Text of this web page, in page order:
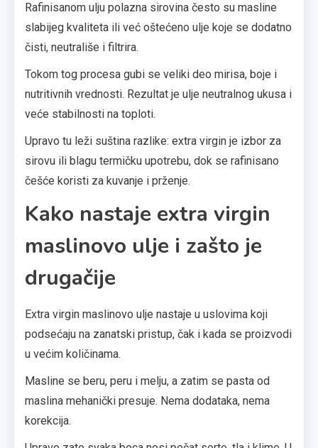
Rafinisanom ulju polazna sirovina često su masline
slabijeg kvaliteta ili već oštećeno ulje koje se dodatno
čisti, neutrališe i filtrira.
Tokom tog procesa gubi se veliki deo mirisa, boje i
nutritivnih vrednosti. Rezultat je ulje neutralnog ukusa i
veće stabilnosti na toploti.
Upravo tu leži suština razlike: extra virgin je izbor za
sirovu ili blagu termičku upotrebu, dok se rafinisano
češće koristi za kuvanje i prženje.
Kako nastaje extra virgin
maslinovo ulje i zašto je
drugačije
Extra virgin maslinovo ulje nastaje u uslovima koji
podsećaju na zanatski pristup, čak i kada se proizvodi
u većim količinama.
Masline se beru, peru i melju, a zatim se pasta od
maslina mehanički presuje. Nema dodataka, nema
korekcija.